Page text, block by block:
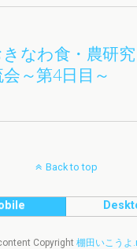
なわ食・農研究
～第4日目～
Back to top
Copyright 棚田いこうよ